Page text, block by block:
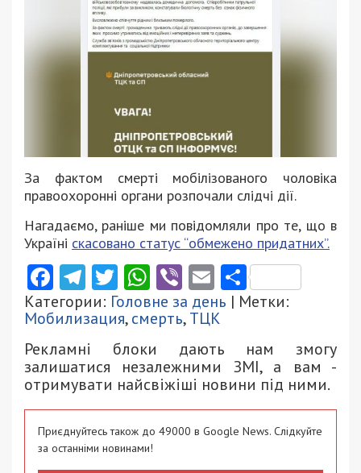
За фактом смерті мобілізованого чоловіка
правоохоронні органи розпочали слідчі дії.
Нагадаємо, раніше ми повідомляли про те, що в
Україні скасовано статус “обмежено придатних”.
Facebook
Telegram
Twitter
WhatsApp
ViberEmail
Категории: Головне за день | Метки:
Мобилизация,смерть,ТЦК
Рекламні блоки дають нам змогу
залишатися незалежними ЗМІ, а вам -
отримувати найсвіжіші новини під ними.
Приєднуйтесь також до 49000 в Google News. Слідкуйте
за останніми новинами!